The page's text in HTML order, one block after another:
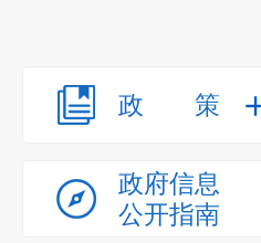
政策
政府信息
公开指南